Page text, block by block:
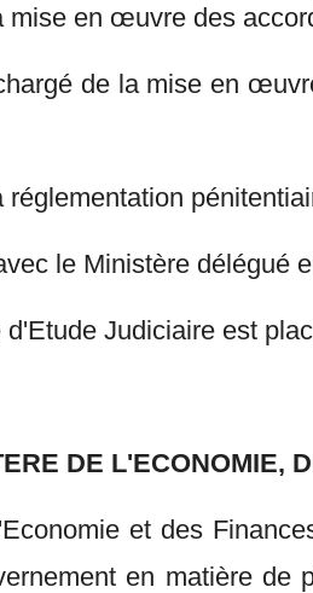
mise en œuvre des
de la mise en
réglementation
le Ministère délégué
Judiciaire est
DE L'ECONOMIE,
et des
en matière de